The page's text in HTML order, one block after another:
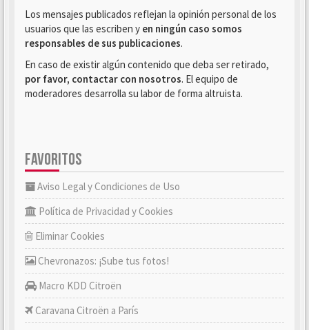
Los mensajes publicados reflejan la opinión personal de los
usuarios que las escriben y en ningún caso somos
responsables de sus publicaciones.
En caso de existir algún contenido que deba ser retirado,
por favor, contactar con nosotros. El equipo de
moderadores desarrolla su labor de forma altruista.
FAVORITOS
Aviso Legal y Condiciones de Uso
Política de Privacidad y Cookies
Eliminar Cookies
Chevronazos: ¡Sube tus fotos!
Macro KDD Citroën
Caravana Citroën a París